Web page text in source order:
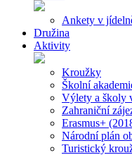
Ankety v
Družina
Aktivity
Kroužky
Školní
Výlety a školy
Zahraniční
Erasmus+
Národní plán
Turistický